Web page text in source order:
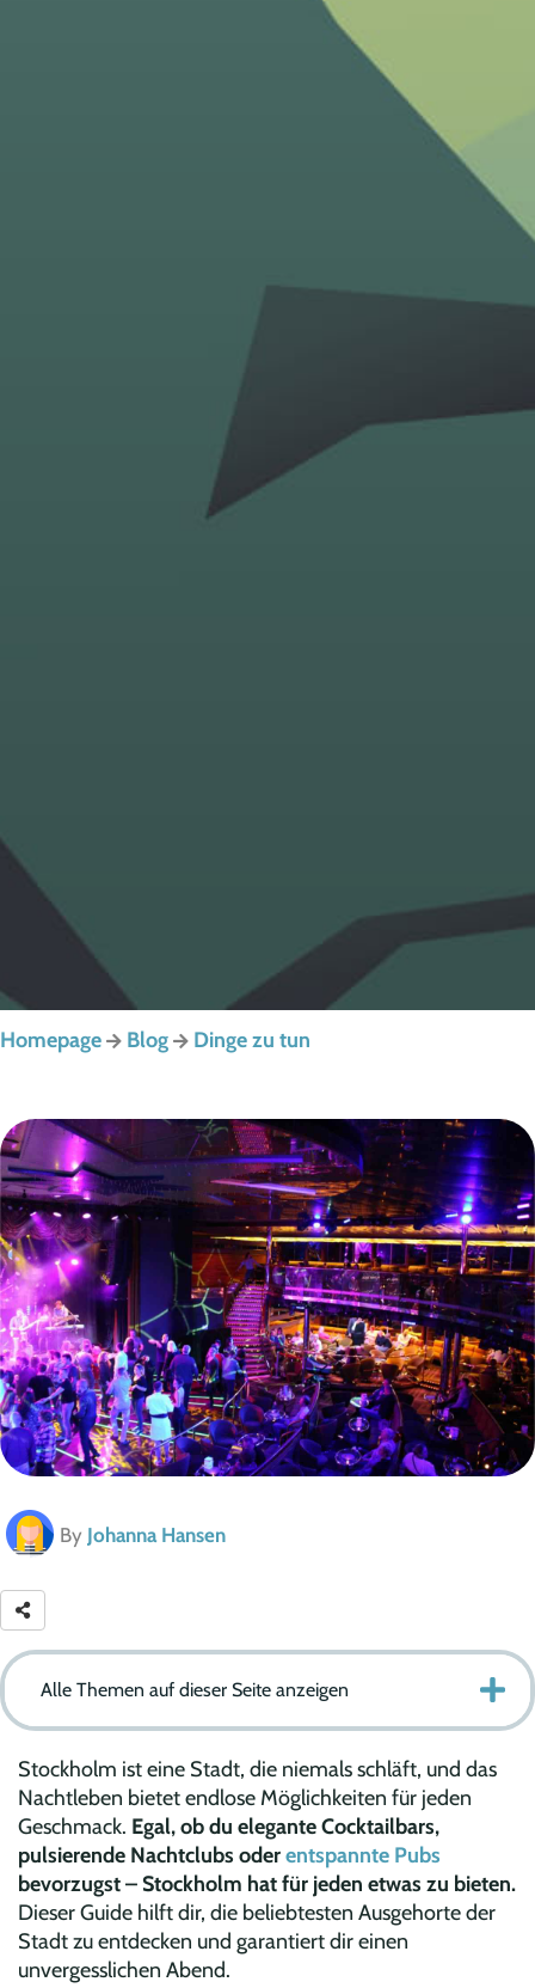
Homepage Blog Dinge zu tun
By Johanna Hansen
Alle Themen auf dieser Seite anzeigen
Stockholm ist eine Stadt, die niemals schläft, und das
Nachtleben bietet endlose Möglichkeiten für jeden
Geschmack. Egal, ob du elegante Cocktailbars,
pulsierende Nachtclubs oderentspannte Pubs
bevorzugst – Stockholm hat für jeden etwas zu bieten.
Dieser Guide hilft dir, die beliebtesten Ausgehorte der
Stadt zu entdecken und garantiert dir einen
unvergesslichen Abend.